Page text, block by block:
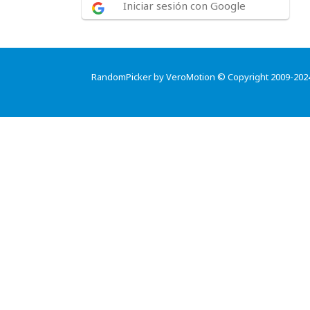
Iniciar sesión con Google
RandomPicker by VeroMotion © Copyright 2009-